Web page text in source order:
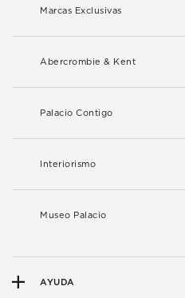
Marcas Exclusivas
Abercrombie & Kent
Palacio Contigo
Interiorismo
Museo Palacio
AYUDA